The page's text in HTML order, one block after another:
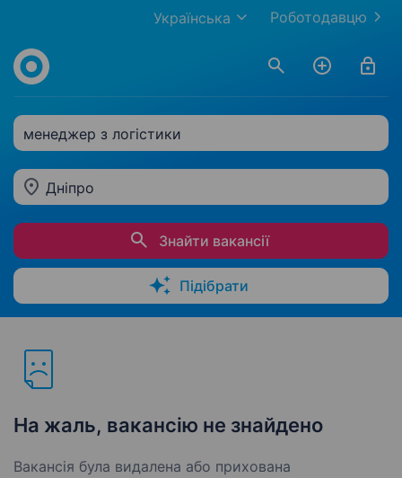
Роботодавцю
Українська
менеджер з логістики
Дніпро
Знайти вакансії
Підібрати
На жаль, вакансію не знайдено
Вакансія була видалена або прихована